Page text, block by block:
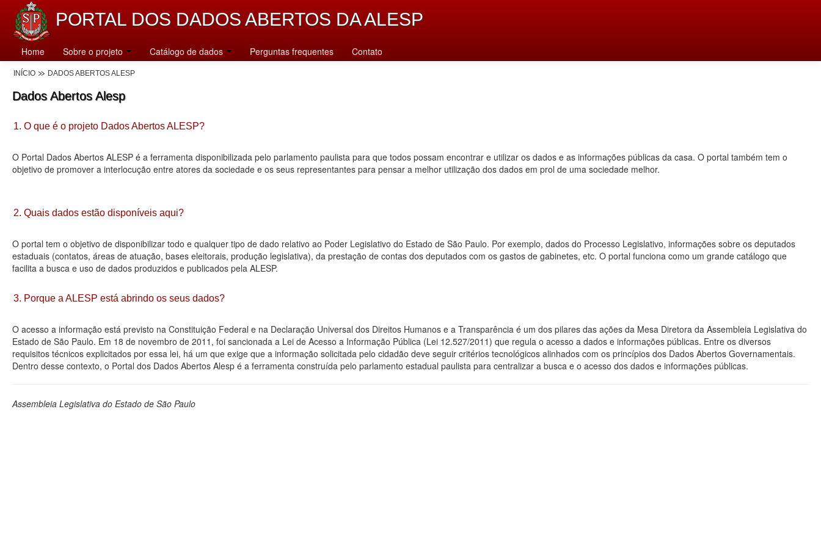
PORTAL DOS DADOS ABERTOS DA ALESP
Home Sobre o projeto Catálogo de dados Perguntas frequentes Contato
INÍCIO DADOS ABERTOS ALESP
Dados Abertos Alesp
1. O que é o projeto Dados Abertos ALESP?
O Portal Dados Abertos ALESP é a ferramenta disponibilizada pelo parlamento paulista para que todos possam encontrar e utilizar os dados e as informações públicas da casa. O portal também tem o
objetivo de promover a interlocução entre atores da sociedade e os seus representantes para pensar a melhor utilização dos dados em prol de uma sociedade melhor.
2. Quais dados estão disponíveis aqui?
O portal tem o objetivo de disponibilizar todo e qualquer tipo de dado relativo ao Poder Legislativo do Estado de São Paulo. Por exemplo, dados do Processo Legislativo, informações sobre os deputados
estaduais (contatos, áreas de atuação, bases eleitorais, produção legislativa), da prestação de contas dos deputados com os gastos de gabinetes, etc. O portal funciona como um grande catálogo que
facilita a busca e uso de dados produzidos e publicados pela ALESP.
3. Porque a ALESP está abrindo os seus dados?
O acesso a informação está previsto na Constituição Federal e na Declaração Universal dos Direitos Humanos e a Transparência é um dos pilares das ações da Mesa Diretora da Assembleia Legislativa do
Estado de São Paulo. Em 18 de novembro de 2011, foi sancionada a Lei de Acesso a Informação Pública (Lei 12.527/2011) que regula o acesso a dados e informações públicas. Entre os diversos
requisitos técnicos explicitados por essa lei, há um que exige que a informação solicitada pelo cidadão deve seguir critérios tecnológicos alinhados com os princípios dos Dados Abertos Governamentais.
Dentro desse contexto, o Portal dos Dados Abertos Alesp é a ferramenta construída pelo parlamento estadual paulista para centralizar a busca e o acesso dos dados e informações públicas.
Assembleia Legislativa do Estado de São Paulo